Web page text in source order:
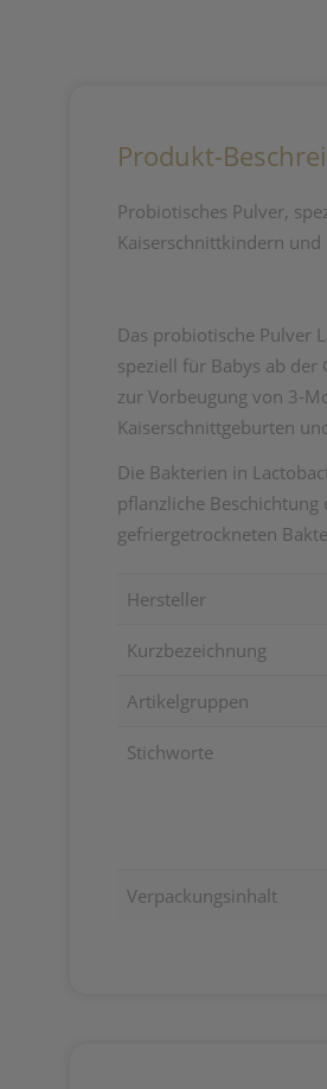
Produkt-
Probiotisches Pulver,
Kaiserschnittkindern
Das probiotische Pulver
speziell für Babys ab
zur Vorbeugung von 3-
Kaiserschnittgeburten
Die Bakterien in
pflanzliche
gefriergetrockneten
Hersteller
Kurzbezeichnung
Artikelgruppen
Stichworte
Verpackungsinhalt